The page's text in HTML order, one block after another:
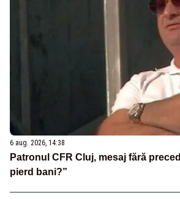
6 aug. 2026, 14:38
Patronul CFR Cluj, mesaj fără
pierd bani?”